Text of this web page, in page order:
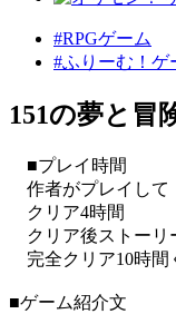
#RPGゲーム
#ふりーむ！ゲ
151の夢と冒
■プレイ時間
作者がプレイして
クリア4時間
クリア後ストーリ
完全クリア10時間
■ゲーム紹介文